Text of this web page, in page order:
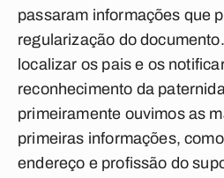
passaram informações que
regularização do
localizar os pais e os
reconhecimento da
primeiramente ouvimos as
primeiras informações,
endereço e profissão do